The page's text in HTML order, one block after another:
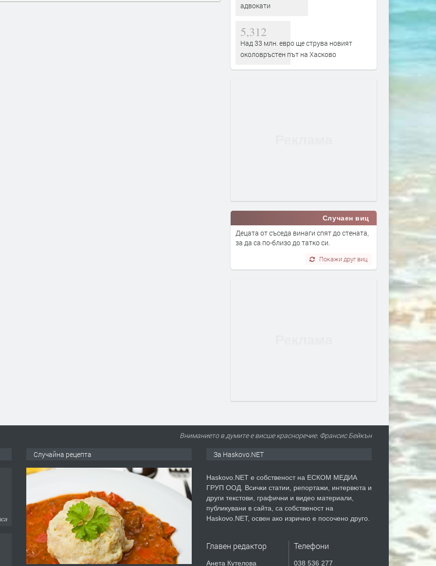
адвокати
5,312
Над 33 млн. евро ще струва новият
околовръстен път на Хасково
Случаен виц
Децата от съседа винаги спят до стената,
за да са по-близо до татко си.
Покажи друг виц
Вниманието в думите е висше красноречие. Франсис Бейкън
Случайна рецепта За Haskovo.NET
Haskovo.NET е собственост на ЕСКОМ МЕДИА
ГРУП ООД. Всички статии, репортажи, интервюта и
други текстови, графични и видео материали,
публикувани в сайта, са собственост на
Haskovo.NET, освен ако изрично е посочено друго.
Главен редактор
Анета Кутелова
Телефони
038 536 277